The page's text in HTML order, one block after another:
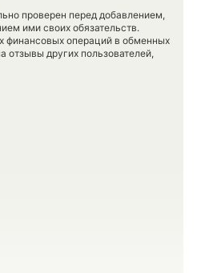
проверен перед добавлением,
ими своих обязательств.
финансовых операций в обменных
отзывы других пользователей,